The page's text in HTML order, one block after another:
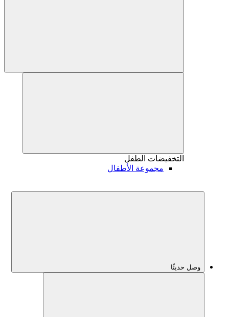
التخفيضات الطفل
مجموعة الأطفال
وصل حديثًا